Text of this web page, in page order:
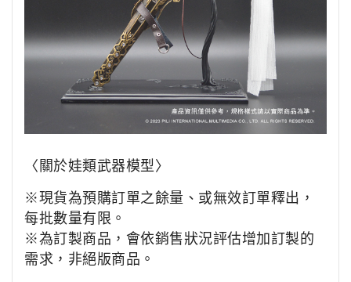
〈關於娃類武器模型〉
※現貨為預購訂單之餘量、或無效訂單釋出，
每批數量有限。
※為訂製商品，會依銷售狀況評估增加訂製的
需求，非絕版商品。